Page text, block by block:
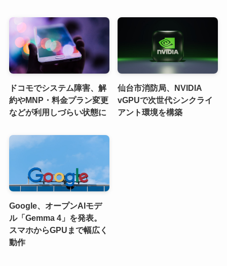
ドコモでシステム障害、解
約やMNP・料金プラン変更
などが利用しづらい状態に
仙台市消防局、NVIDIA
vGPUで次世代シンクライ
アント環境を構築
Google、オープンAIモデ
ル「Gemma 4」を発表。
スマホからGPUまで幅広く
動作